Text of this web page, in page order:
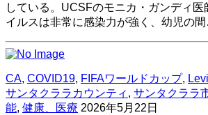
している。UCSFのモニカ・ガンディ医
イルスは非常に感染力が強く、幼児の
CA, COVID19, FIFAワールドカップ,
サンタクララカウンティ , サンタクララ
能, 健康、医療 2026年5月22日